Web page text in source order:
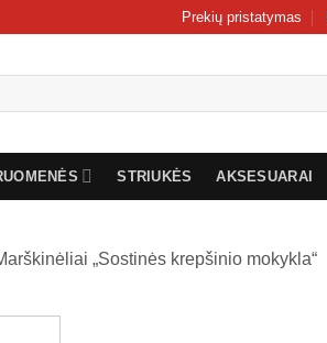
Prekių pristatymas
STRIUKĖS AKSESUARAI